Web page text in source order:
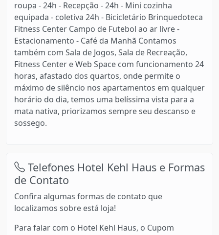
roupa - 24h - Recepção - 24h - Mini cozinha
equipada - coletiva 24h - Bicicletário Brinquedoteca
Fitness Center Campo de Futebol ao ar livre -
Estacionamento - Café da Manhã Contamos
também com Sala de Jogos, Sala de Recreação,
Fitness Center e Web Space com funcionamento 24
horas, afastado dos quartos, onde permite o
máximo de silêncio nos apartamentos em qualquer
horário do dia, temos uma belíssima vista para a
mata nativa, priorizamos sempre seu descanso e
sossego.
Telefones Hotel Kehl Haus e Formas
de Contato
Confira algumas formas de contato que
localizamos sobre está loja!
Para falar com o Hotel Kehl Haus, o Cupom